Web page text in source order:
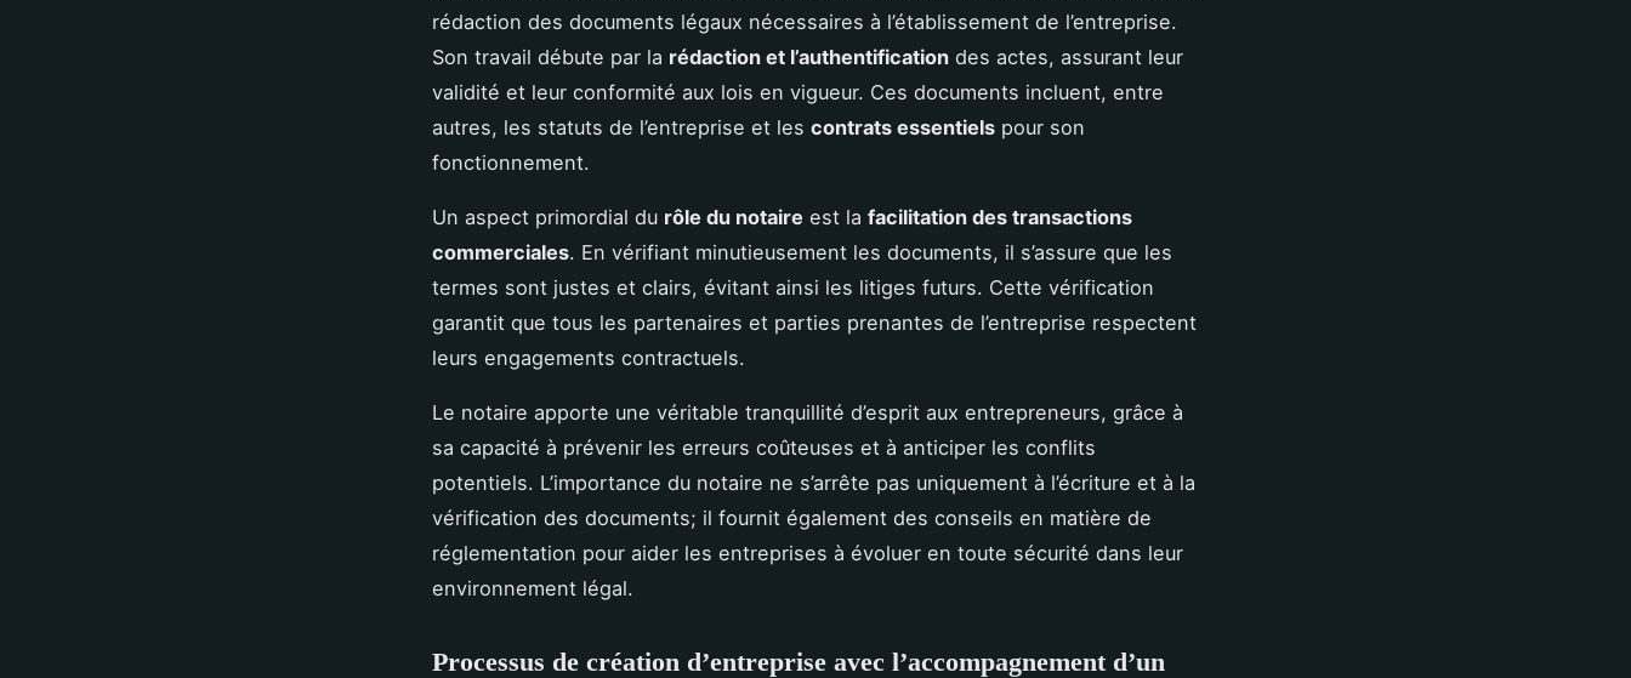
rédaction des documents légaux nécessaires à l’établissement de l’entreprise.
Son travail débute par la rédaction et l’authentification des actes, assurant leur
validité et leur conformité aux lois en vigueur. Ces documents incluent, entre
autres, les statuts de l’entreprise et les contrats essentiels pour son
fonctionnement.
Un aspect primordial du rôle du notaire est la facilitation des transactions
commerciales. En vérifiant minutieusement les documents, il s’assure que les
termes sont justes et clairs, évitant ainsi les litiges futurs. Cette vérification
garantit que tous les partenaires et parties prenantes de l’entreprise respectent
leurs engagements contractuels.
Le notaire apporte une véritable tranquillité d’esprit aux entrepreneurs, grâce à
sa capacité à prévenir les erreurs coûteuses et à anticiper les conflits
potentiels. L’importance du notaire ne s’arrête pas uniquement à l’écriture et à la
vérification des documents; il fournit également des conseils en matière de
réglementation pour aider les entreprises à évoluer en toute sécurité dans leur
environnement légal.
Processus de création d’entreprise avec l’accompagnement d’un